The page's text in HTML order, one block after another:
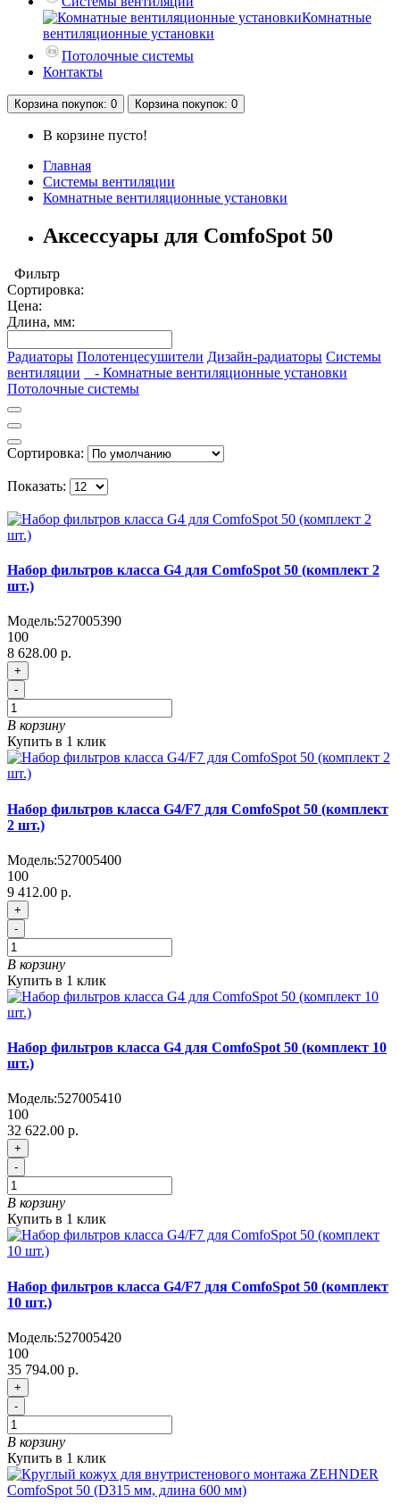
Комнатные
вентиляционные установки
Потолочные системы
Контакты
Корзинапокупок: 0 Корзинапокупок: 0
В корзине пусто!
Главная
Системы вентиляции
Комнатные вентиляционные установки
Аксессуары для ComfoSpot 50
Фильтр
Сортировка:
Цена:
Длина, мм:
Радиаторы Полотенцесушители Дизайн-радиаторы Системы
вентиляции
- Комнатные вентиляционные установки
Потолочные системы
Сортировка:
Показать:
Набор фильтров класса G4 для ComfoSpot 50 (комплект 2
шт.)
Модель:527005390
100
8 628.00 р.
+
-
В корзину
Купить в 1 клик
Набор фильтров класса G4/F7 для ComfoSpot 50 (комплект
2 шт.)
Модель:527005400
100
9 412.00 р.
+
-
В корзину
Купить в 1 клик
Набор фильтров класса G4 для ComfoSpot 50 (комплект 10
шт.)
Модель:527005410
100
32 622.00 р.
+
-
В корзину
Купить в 1 клик
Набор фильтров класса G4/F7 для ComfoSpot 50 (комплект
10 шт.)
Модель:527005420
100
35 794.00 р.
+
-
В корзину
Купить в 1 клик